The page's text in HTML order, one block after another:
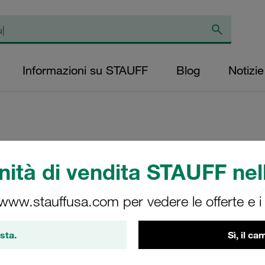
di vendita STAUFF
per vedere le offerte e i
Sì, il
Informazioni su STAUFF Blog Notizie
Elemento
livello di micron:
diametro esterno
(mm): 45,9
RS-060-K-20-B